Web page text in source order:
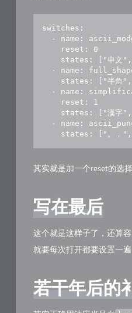
switches:
- name:
    reset: 0
states: ["中文",
- name:
states: ["半角",
- name:
    reset: 1
states: ["漢字",
- name:
states: ["。，",
其实就是加一个reset的选
写在最后
这个就是这样子了，还算
就要每次打开都要设置一
若干年后的